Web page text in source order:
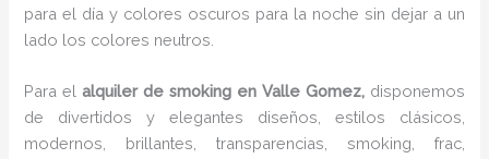
para el día y colores oscuros para la noche sin dejar a un
lado los colores neutros.
Para elalquiler de smoking en Valle Gomez, disponemos
de
divertidos y elegantes diseños, estilos clásicos,
modernos, brillantes, transparencias, smoking, frac,